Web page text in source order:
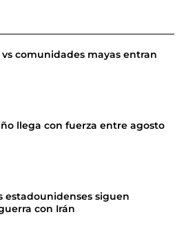
vs comunidades mayas entran
llega con fuerza entre agosto
estadounidenses siguen
con Irán